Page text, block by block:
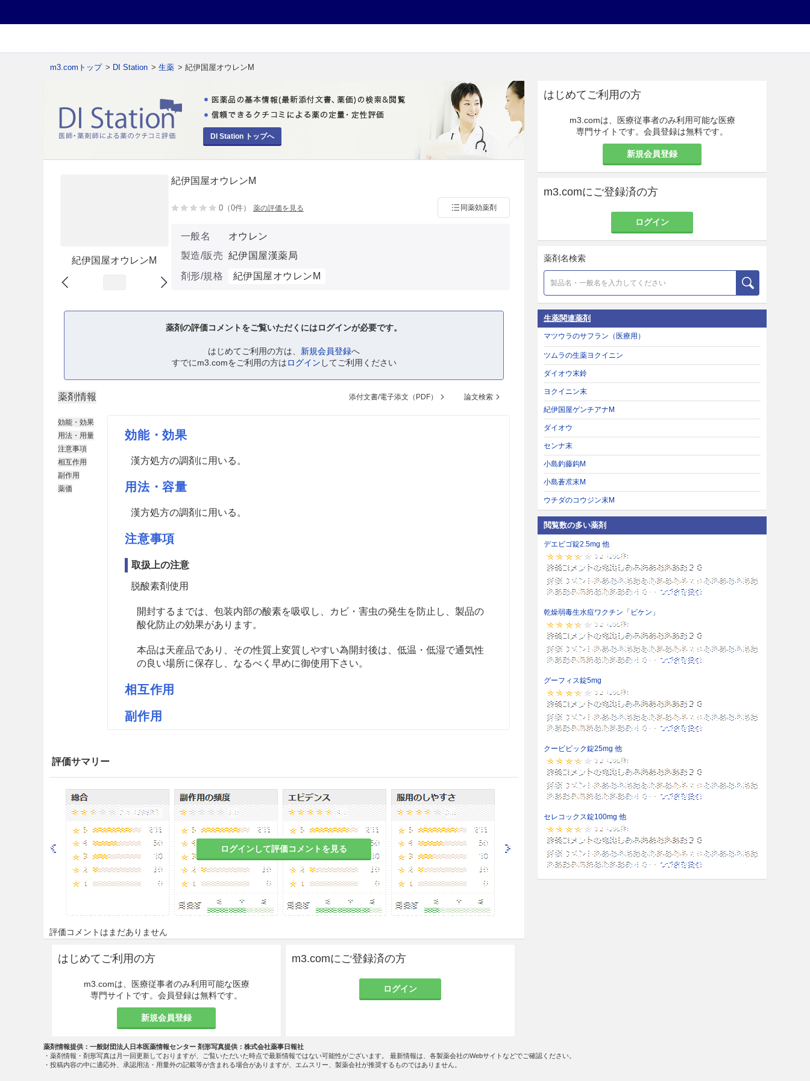
m3.comトップ > DI Station > 生薬 > 紀伊国屋オウレンM
DI Station トップへ
紀伊国屋オウレンM
紀伊国屋オウレンM
0（0件） 薬の評価を見る 同薬効薬剤
一般名
オウレン
製造/販売 紀伊国屋漢薬局
剤形/規格
紀伊国屋オウレンM
薬剤の評価コメントをご覧いただくにはログインが必要です。
はじめてご利用の方は、 新規会員登録へ
すでにm3.comをご利用の方はログイン してご利用ください
薬剤情報 添付文書/電子添文（PDF） 論文検索
効能・効果
用法・用量
注意事項
相互作用
副作用
薬価
効能・効果
漢方処方の調剤に用いる。
用法・容量
漢方処方の調剤に用いる。
注意事項
取扱上の注意
脱酸素剤使用
開封するまでは、包装内部の酸素を吸収し、カビ・害虫の発生を防止し、製品の
酸化防止の効果があります。
本品は天産品であり、その性質上変質しやすい為開封後は、低温・低湿で通気性
の良い場所に保存し、なるべく早めに御使用下さい。
相互作用
副作用
評価サマリー
ログインして評価コメントを見る
評価コメントはまだありません
はじめてご利用の方
m3.comは、医療従事者のみ利用可能な医療
専門サイトです。会員登録は無料です。
新規会員登録
m3.comにご登録済の方
ログイン
はじめてご利用の方
m3.comは、医療従事者のみ利用可能な医療
専門サイトです。会員登録は無料です。
新規会員登録
m3.comにご登録済の方
ログイン
薬剤名検索
生薬関連薬剤
マツウラのサフラン（医療用）
ツムラの生薬ヨクイニン
ダイオウ末鈴
ヨクイニン末
紀伊国屋ゲンチアナM
ダイオウ
センナ末
小島釣藤鈎M
小島蒼朮末M
ウチダのコウジン末M
閲覧数の多い薬剤
デエビゴ錠2.5mg 他
乾燥弱毒生水痘ワクチン「ビケン」
グーフィス錠5mg
クービビック錠25mg 他
セレコックス錠100mg 他
薬剤情報提供：一般財団法人日本医薬情報センター 剤形写真提供：株式会社薬事日報社
・薬剤情報・剤形写真は月一回更新しておりますが、ご覧いただいた時点で最新情報ではない可能性がございます。 最新情報は、各製薬会社のWebサイトなどでご確認ください。
・投稿内容の中に適応外、承認用法・用量外の記載等が含まれる場合がありますが、エムスリー、製薬会社が推奨するものではありません。